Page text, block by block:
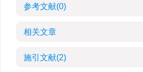
参考文献(0)
相关文章
施引文献(2)